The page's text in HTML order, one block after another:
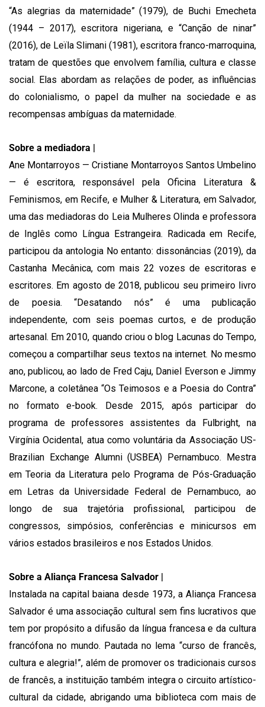
“As alegrias da maternidade” (1979), de Buchi Emecheta
(1944 – 2017), escritora nigeriana, e “Canção de ninar”
(2016), de Leïla Slimani (1981), escritora franco-marroquina,
tratam de questões que envolvem família, cultura e classe
social. Elas abordam as relações de poder, as influências
do colonialismo, o papel da mulher na sociedade e as
recompensas ambíguas da maternidade.
Sobre a mediadora |
Ane Montarroyos — Cristiane Montarroyos Santos Umbelino
— é escritora, responsável pela Oficina Literatura &
Feminismos, em Recife, e Mulher & Literatura, em Salvador,
uma das mediadoras do Leia Mulheres Olinda e professora
de Inglês como Língua Estrangeira. Radicada em Recife,
participou da antologia No entanto: dissonâncias (2019), da
Castanha Mecânica, com mais 22 vozes de escritoras e
escritores. Em agosto de 2018, publicou seu primeiro livro
de poesia. “Desatando nós” é uma publicação
independente, com seis poemas curtos, e de produção
artesanal. Em 2010, quando criou o blog Lacunas do Tempo,
começou a compartilhar seus textos na internet. No mesmo
ano, publicou, ao lado de Fred Caju, Daniel Everson e Jimmy
Marcone, a coletânea “Os Teimosos e a Poesia do Contra”
no formato e-book. Desde 2015, após participar do
programa de professores assistentes da Fulbright, na
Virgínia Ocidental, atua como voluntária da Associação US-
Brazilian Exchange Alumni (USBEA) Pernambuco. Mestra
em Teoria da Literatura pelo Programa de Pós-Graduação
em Letras da Universidade Federal de Pernambuco, ao
longo de sua trajetória profissional, participou de
congressos, simpósios, conferências e minicursos em
vários estados brasileiros e nos Estados Unidos.
Sobre a Aliança Francesa Salvador |
Instalada na capital baiana desde 1973, a Aliança Francesa
Salvador é uma associação cultural sem fins lucrativos que
tem por propósito a difusão da língua francesa e da cultura
francófona no mundo. Pautada no lema “curso de francês,
cultura e alegria!”, além de promover os tradicionais cursos
de francês, a instituição também integra o circuito artístico-
cultural da cidade, abrigando uma biblioteca com mais de